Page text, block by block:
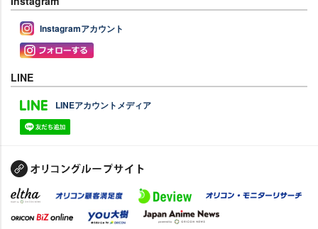
Instagramアカウント
LINE
LINEアカウントメディア